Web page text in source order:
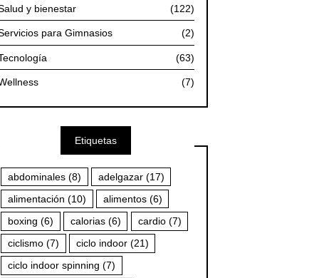
y bienestar (122)
para Gimnasios (2)
(63)
(7)
Etiquetas
abdominales(8) adelgazar(17)
alimentación (10) alimentos(6)
boxing (6) calorias(6) cardio(7)
ciclismo(7) ciclo indoor(21)
ciclo indoor spinning (7)